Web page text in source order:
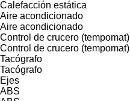
Calefacción estática
Aire acondicionado
Aire acondicionado
Control de crucero (tempomat)
Control de crucero (tempomat)
Tacógrafo
Tacógrafo
Ejes
ABS